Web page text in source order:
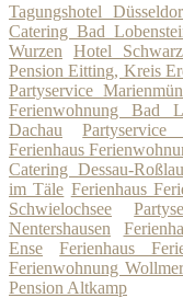
Tagungshotel
Catering Bad
Wurzen
Hotel
Pension Eitting, Kreis
Partyservice
Ferienwohnung Bad
Dachau
Partyservice
Ferienhaus
Catering Dessau-Roßlau
im Täle Ferienhaus
Schwielochsee
Nentershausen
Ense
Ferienhaus
Ferienwohnung
Pension Altkamp